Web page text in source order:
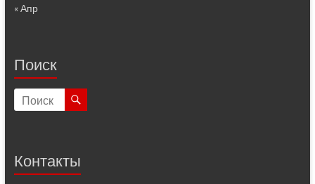
« Апр
Поиск
Контакты